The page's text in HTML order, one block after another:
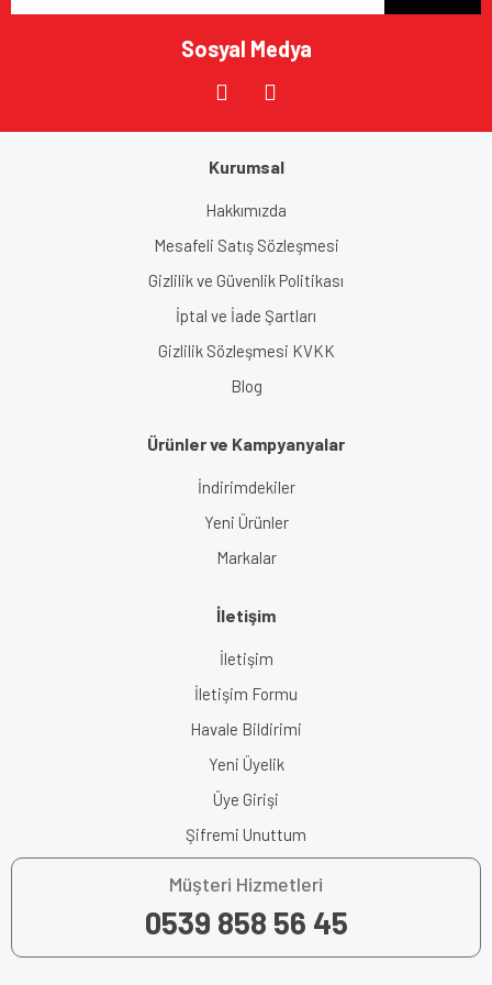
Gönder
Sosyal Medya
Kurumsal
Hakkımızda
Mesafeli Satış Sözleşmesi
Gizlilik ve Güvenlik Politikası
İptal ve İade Şartları
Gizlilik Sözleşmesi KVKK
Blog
Ürünler ve Kampyanyalar
İndirimdekiler
Yeni Ürünler
Markalar
İletişim
İletişim
İletişim Formu
Havale Bildirimi
Yeni Üyelik
Üye Girişi
Şifremi Unuttum
Müşteri Hizmetleri
0539 858 56 45